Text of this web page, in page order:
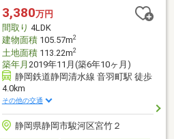
3,380万円
間取り 4LDK
建物面積105.57m2
土地面積113.22m2
築年月 2019年11月(築6年10ヶ月)
静岡鉄道静岡清水線 音羽町駅 徒歩
4.0km
その他の交通
静岡県静岡市駿河区宮竹２